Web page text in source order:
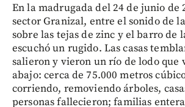
En la madrugada del 24 de junio de
sector Granizal, entre el sonido de
sobre las tejas de zinc y el barro de
escuchó un rugido. Las casas
salieron y vieron un río de lodo que
abajo: cerca de 75.000 metros
corriendo, removiendo árboles,
personas fallecieron; familias